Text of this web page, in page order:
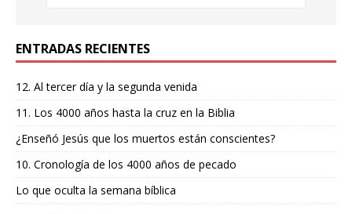
ENTRADAS RECIENTES
12. Al tercer día y la segunda venida
11. Los 4000 años hasta la cruz en la Biblia
¿Enseñó Jesús que los muertos están conscientes?
10. Cronología de los 4000 años de pecado
Lo que oculta la semana bíblica